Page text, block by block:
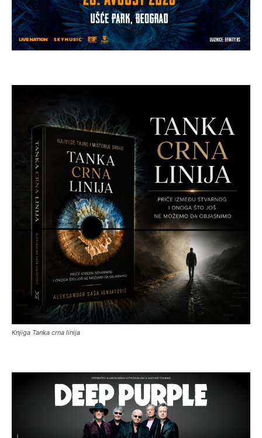
Knjiga Tanka crna linija